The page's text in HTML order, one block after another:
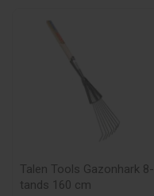
Talen Tools Gazonhark 8-
tands 160 cm